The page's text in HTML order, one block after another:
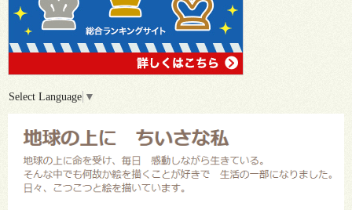
Select Language ▼